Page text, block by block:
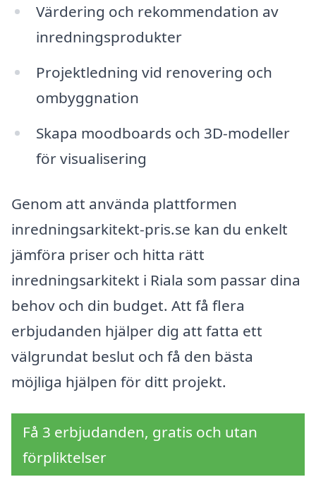
Värdering och rekommendation av
inredningsprodukter
Projektledning vid renovering och
ombyggnation
Skapa moodboards och 3D-modeller
för visualisering
Genom att använda plattformen
inredningsarkitekt-pris.se kan du enkelt
jämföra priser och hitta rätt
inredningsarkitekt i Riala som passar dina
behov och din budget. Att få flera
erbjudanden hjälper dig att fatta ett
välgrundat beslut och få den bästa
möjliga hjälpen för ditt projekt.
Få 3 erbjudanden, gratis och utan
förpliktelser